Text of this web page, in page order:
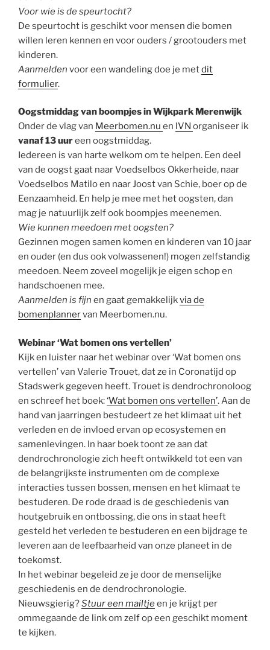
Voor wie is de speurtocht?
De speurtocht is geschikt voor mensen die bomen
willen leren kennen en voor ouders / grootouders met
kinderen.
Aanmelden voor een wandeling doe je metdit
formulier.
Oogstmiddag van boompjes in Wijkpark Merenwijk
Onder de vlag van Meerbomen.nu en IVN organiseer ik
vanaf 13 uureen oogstmiddag.
Iedereen is van harte welkom om te helpen. Een deel
van de oogst gaat naar Voedselbos Okkerheide, naar
Voedselbos Matilo en naar Joost van Schie, boer op de
Eenzaamheid. En help je mee met het oogsten, dan
mag je natuurlijk zelf ook boompjes meenemen.
Wie kunnen meedoen met oogsten?
Gezinnen mogen samen komen en kinderen van 10 jaar
en ouder (en dus ook volwassenen!) mogen zelfstandig
meedoen. Neem zoveel mogelijk je eigen schop en
handschoenen mee.
Aanmelden is fijn en gaat gemakkelijkvia de
bomenplannervan Meerbomen.nu.
Webinar ‘Wat bomen ons vertellen’
Kijk en luister naar het webinar over ‘Wat bomen ons
vertellen’ van Valerie Trouet, dat ze in Coronatijd op
Stadswerk gegeven heeft. Trouet is dendrochronoloog
en schreef het boek:‘Wat bomen ons vertellen’. Aan de
hand van jaarringen bestudeert ze het klimaat uit het
verleden en de invloed ervan op ecosystemen en
samenlevingen. In haar boek toont ze aan dat
dendrochronologie zich heeft ontwikkeld tot een van
de belangrijkste instrumenten om de complexe
interacties tussen bossen, mensen en het klimaat te
bestuderen. De rode draad is de geschiedenis van
houtgebruik en ontbossing, die ons in staat heeft
gesteld het verleden te bestuderen en een bijdrage te
leveren aan de leefbaarheid van onze planeet in de
toekomst.
In het webinar begeleid ze je door de menselijke
geschiedenis en de dendrochronologie.
Nieuwsgierig?Stuur een mailtjeen je krijgt per
ommegaande de link om zelf op een geschikt moment
te kijken.